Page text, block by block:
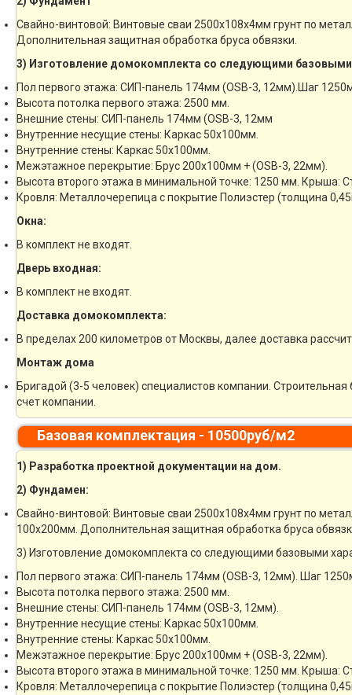
Свайно-винтовой: Винтовые сваи 2500х108х4мм грунт по
Дополнительная защитная обработка бруса обвязки.
3) Изготовление домокомплекта со следующими базовыми
Пол первого этажа: СИП-панель 174мм (OSB-3, 12мм).Шаг
Высота потолка первого этажа: 2500 мм.
Внешние стены: СИП-панель 174мм (OSB-3, 12мм
Внутренние несущие стены: Каркас 50х100мм.
Внутренние стены: Каркас 50х100мм.
Межэтажное перекрытие: Брус 200х100мм + (OSB-3, 22мм).
Высота второго этажа в минимальной точке: 1250 мм. Крыша:
Кровля: Металлочерепица с покрытие Полиэстер (толщина
Окна:
В комплект не входят.
Дверь входная:
В комплект не входят.
Доставка домокомплекта:
В пределах 200 километров от Москвы, далее доставка
Монтаж дома
Бригадой (3-5 человек) специалистов компании.
счет компании.
Базовая комплектация - 10500руб/м2
1) Разработка проектной документации на дом.
2) Фундамен:
Свайно-винтовой: Винтовые сваи 2500х108х4мм грунт по
100х200мм. Дополнительная защитная обработка бруса
3) Изготовление домокомплекта со следующими базовыми
Пол первого этажа: СИП-панель 174мм (OSB-3, 12мм). Шаг
Высота потолка первого этажа: 2500 мм.
Внешние стены: СИП-панель 174мм (OSB-3, 12мм).
Внутренние несущие стены: Каркас 50х100мм.
Внутренние стены: Каркас 50х100мм.
Межэтажное перекрытие: Брус 200х100мм + (OSB-3, 22мм).
Высота второго этажа в минимальной точке: 1250 мм. Крыша:
Кровля: Металлочерепица с покрытие Полиэстер (толщина